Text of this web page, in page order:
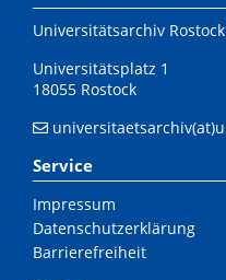
Universitätsarchiv Rostock
Universitätsplatz 1
18055 Rostock
Service
Impressum
Datenschutzerklärung
Barrierefreiheit